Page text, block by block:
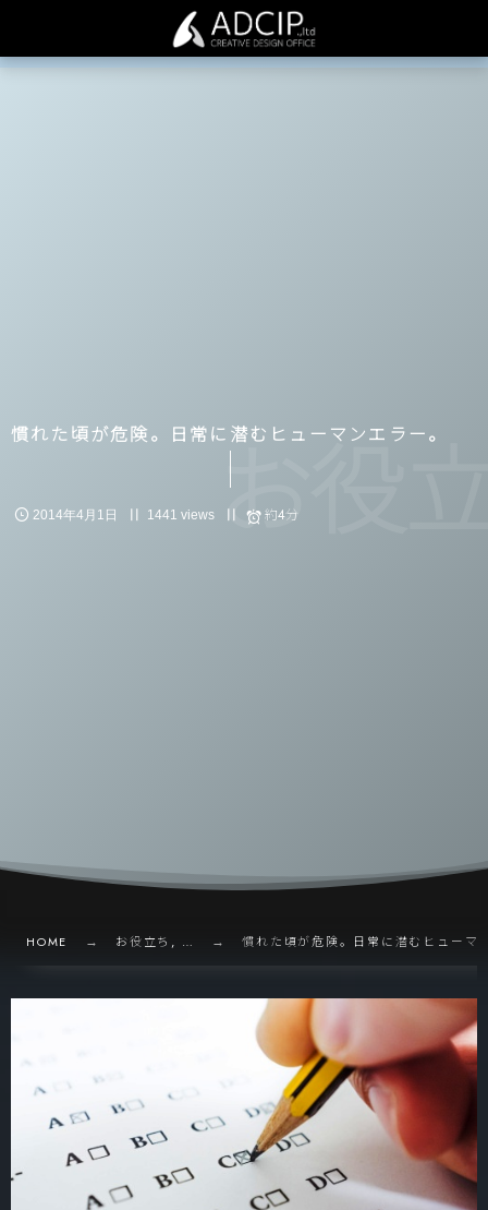
慣れた頃が危険。日常に潜むヒューマンエラー。
2014年4月1日 1441 views 約4分
お役
HOME お役立ち, … 慣れた頃が危険。日常に潜むヒューマ